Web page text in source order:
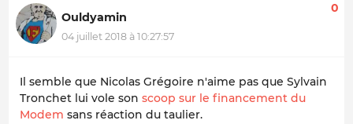
Ouldyamin
04 juillet 2018 à 10:27:57
0
Il semble que Nicolas Grégoire n'aime pas que Sylvain
Tronchet lui vole son scoop sur le financement du
Modem sans réaction du taulier.